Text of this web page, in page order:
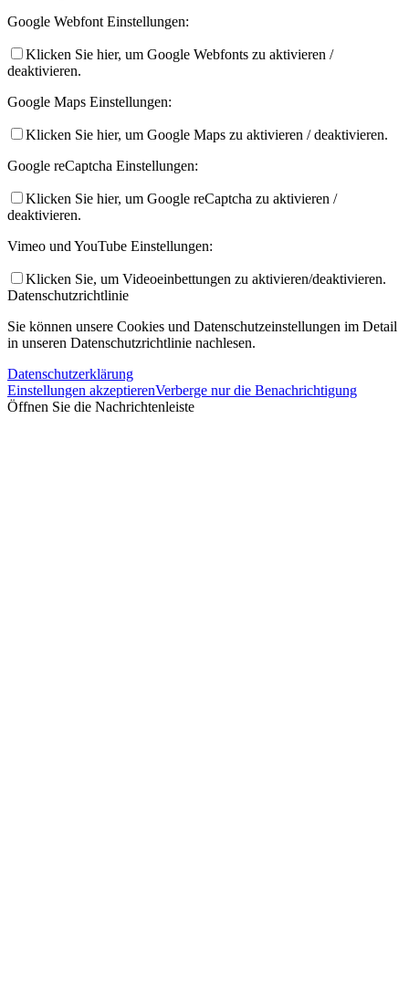
Google Webfont Einstellungen:
Klicken Sie hier, um Google Webfonts zu aktivieren /
deaktivieren.
Google Maps Einstellungen:
Klicken Sie hier, um Google Maps zu aktivieren / deaktivieren.
Google reCaptcha Einstellungen:
Klicken Sie hier, um Google reCaptcha zu aktivieren /
deaktivieren.
Vimeo und YouTube Einstellungen:
Klicken Sie, um Videoeinbettungen zu aktivieren/deaktivieren.
Datenschutzrichtlinie
Sie können unsere Cookies und Datenschutzeinstellungen im Detail
in unseren Datenschutzrichtlinie nachlesen.
Datenschutzerklärung
Einstellungen akzeptierenVerberge nur die Benachrichtigung
Öffnen Sie die Nachrichtenleiste